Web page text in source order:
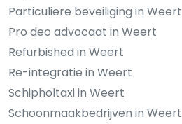
Particuliere beveiliging in Weert
Pro deo advocaat in Weert
Refurbished in Weert
Re-integratie in Weert
Schipholtaxi in Weert
Schoonmaakbedrijven in Weert